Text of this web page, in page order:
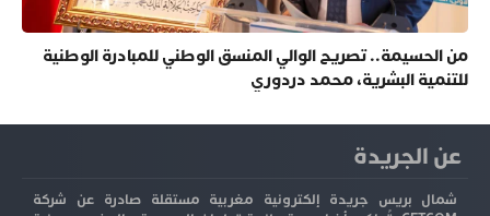
من الحسيمة.. تصريح الوالي المنسق الوطني للمبادرة الوطنية
للتنمية البشرية، محمد دردوري
عن الجريدة
شمال بريس جريدة إلكترونية مغربية مستقلة صادرة عن شركة